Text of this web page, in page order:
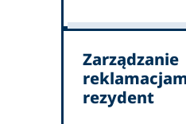
Zarządzanie
rezydent